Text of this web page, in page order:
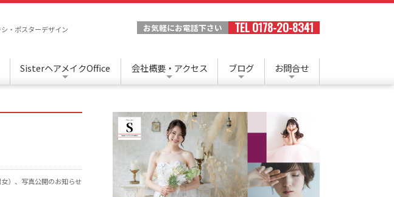
・ポスターデザイン お気軽にお電話下さい TEL 0178-20-8341
SisterヘアメイクOffice 会社概要・アクセス ブログ お問合せ
）、写真公開のお知らせ